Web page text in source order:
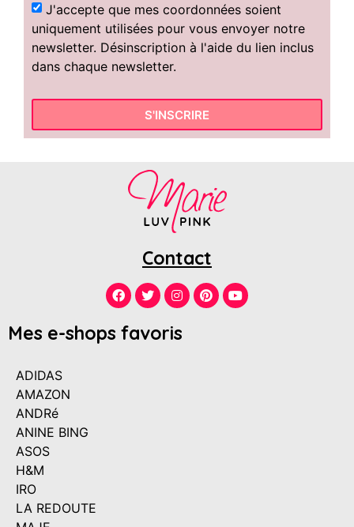
J'accepte que mes coordonnées soient
uniquement utilisées pour vous envoyer notre
newsletter. Désinscription à l'aide du lien inclus
dans chaque newsletter.
S'INSCRIRE
Contact
Mes e-shops favoris
ADIDAS
AMAZON
ANDRé
ANINE BING
ASOS
H&M
IRO
LA REDOUTE